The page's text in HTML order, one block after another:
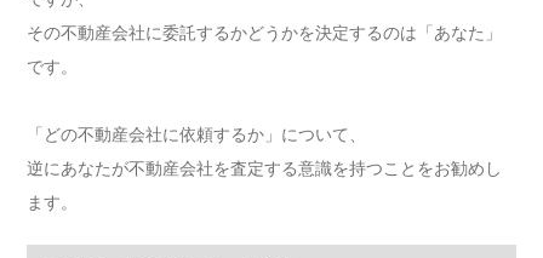
その不動産会社に委託するかどうかを決定するのは「あなた」
です。
「どの不動産会社に依頼するか」について、
逆にあなたが不動産会社を査定する意識を持つことをお勧めし
ます。